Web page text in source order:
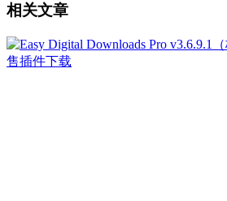
相关文章